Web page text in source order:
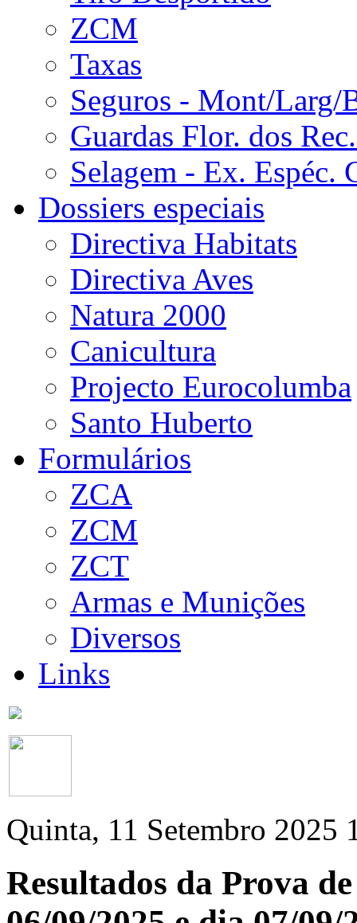
ZCM
Taxas
Seguros - Mont/Larg/
Guardas Flor. dos
Selagem - Ex. Espéc.
Dossiers especiais
Directiva Habitats
Directiva Aves
Natura 2000
Canicultura
Projecto Eurocolumba
Santo Huberto
Formulários
ZCA
ZCM
ZCT
Armas e Munições
Diversos
Links
Quinta, 11 Setembro 2025
Resultados da Prova